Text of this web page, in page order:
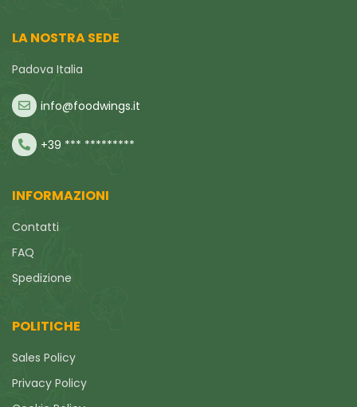
LA NOSTRA SEDE
Padova Italia
info@foodwings.it
+39 *** *********
INFORMAZIONI
Contatti
FAQ
Spedizione
POLITICHE
Sales Policy
Privacy Policy